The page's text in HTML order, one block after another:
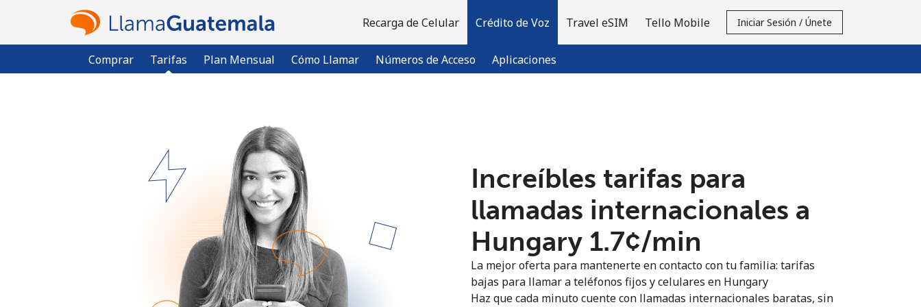
Recarga de Celular Crédito de Voz
Comprar Tarifas Plan Mensual Cómo Llamar Números de Acceso Aplicaciones
Travel eSIM Tello Mobile Iniciar Sesión / Únete
¿Ya tienes una cuenta? Inicia sesión →
Regístrate con
Increíbles tarifas para
llamadas internacionales a
Hungary ⁦1.7¢⁩/min
La mejor oferta para mantenerte en contacto con tu familia: tarifas
bajas para llamar a teléfonos fijos y celulares en Hungary
Haz que cada minuto cuente con llamadas internacionales baratas, sin